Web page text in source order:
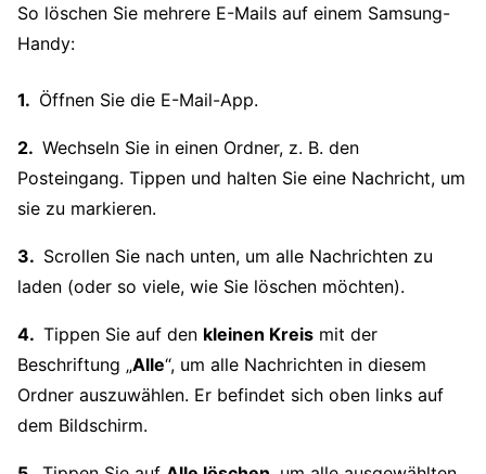
So löschen Sie mehrere E-Mails auf einem Samsung-
Handy:
Öffnen Sie die E-Mail-App.
Wechseln Sie in einen Ordner, z. B. den
Posteingang. Tippen und halten Sie eine Nachricht, um
sie zu markieren.
Scrollen Sie nach unten, um alle Nachrichten zu
laden (oder so viele, wie Sie löschen möchten).
Tippen Sie auf den kleinen Kreis mit der
Beschriftung „Alle“, um alle Nachrichten in diesem
Ordner auszuwählen. Er befindet sich oben links auf
dem Bildschirm.